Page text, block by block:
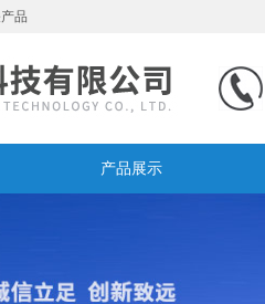
品
产品展示